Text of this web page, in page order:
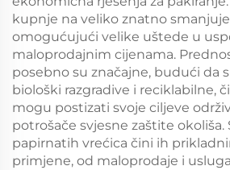
kupnje na veliko znatno
omogućujući velike uštede u
maloprodajnim cijenama.
posebno su značajne, budući da
biološki razgradive i reciklabilne,
mogu postizati svoje ciljeve
potrošače svjesne zaštite okoliša.
papirnatih vrećica čini ih
primjene, od maloprodaje i